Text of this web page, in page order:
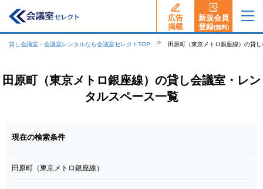
広告
揭載
新規会員
登録(無料)
貸し会議室・会議室レンタルなら会議室セレクトTOP 田原町（東京メトロ銀座線）の貸
田原町（東京メトロ銀座線）の貸し会議室・レン
タルスペース一覧
現在の検索条件
田原町（東京メトロ銀座線）